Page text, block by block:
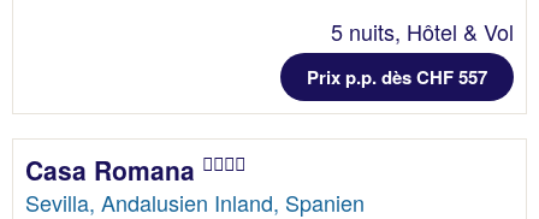
5 nuits, Hôtel & Vol
Prix p.p. dès CHF 557
Casa Romana
Sevilla, Andalusien Inland, Spanien